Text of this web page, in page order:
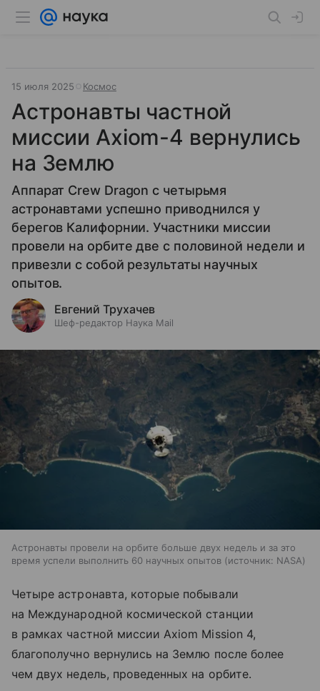
15 июля 2025 Космос
Астронавты частной
миссии Axiom-4 вернулись
на Землю
Аппарат Crew Dragon с четырьмя
астронавтами успешно приводнился у
берегов Калифорнии. Участники миссии
провели на орбите две с половиной недели и
привезли с собой результаты научных
опытов.
Евгений Трухачев
Шеф-редактор Наука Mail
Астронавты провели на орбите больше двух недель и за это
время успели выполнить 60 научных опытов
источник: NASA
Четыре астронавта, которые побывали
на Международной космической станции
в рамках частной миссии Axiom Mission 4,
благополучно вернулись на Землю после более
чем двух недель, проведенных на орбите.